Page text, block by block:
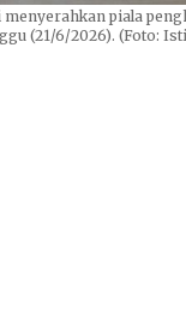
piala
(21/6/2026). (Foto: